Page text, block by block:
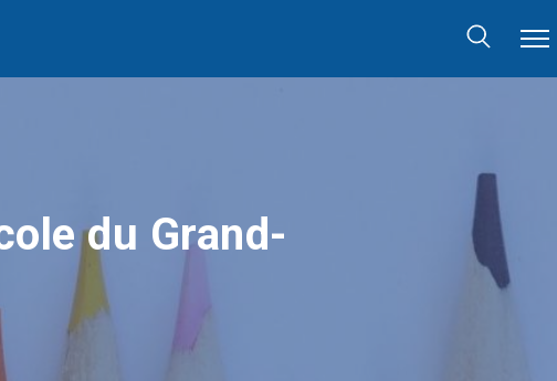
du Grand-